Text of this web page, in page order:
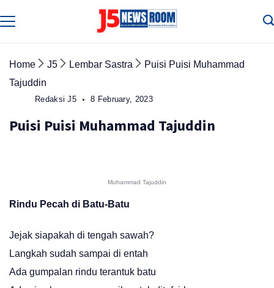
to
Home J5 Lembar Sastra
Puisi Puisi Muhammad
Tajuddin
Redaksi J5 8 February, 2023
Puisi Puisi Muhammad Tajuddin
Muhammad Tajuddin
Rindu Pecah di Batu-Batu
Jejak siapakah di tengah sawah?
Langkah sudah sampai di entah
Ada gumpalan rindu terantuk batu